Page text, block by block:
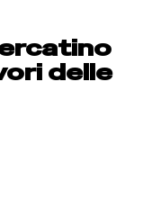
delle